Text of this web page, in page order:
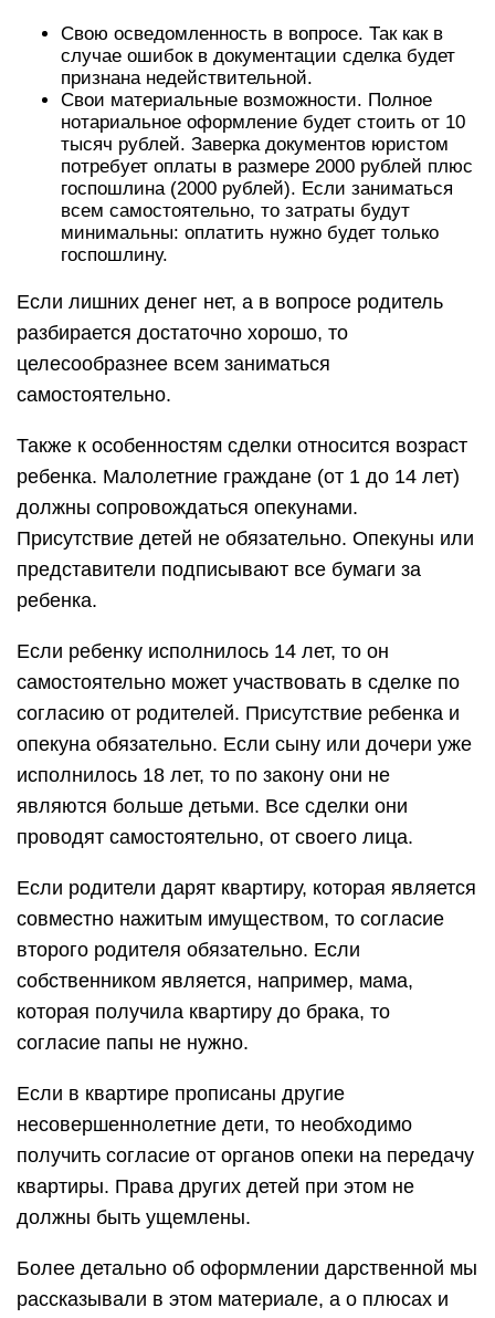
Свою осведомленность в вопросе. Так как в
случае ошибок в документации сделка будет
признана недействительной.
Свои материальные возможности. Полное
нотариальное оформление будет стоить от 10
тысяч рублей. Заверка документов юристом
потребует оплаты в размере 2000 рублей плюс
госпошлина (2000 рублей). Если заниматься
всем самостоятельно, то затраты будут
минимальны: оплатить нужно будет только
госпошлину.
Если лишних денег нет, а в вопросе родитель
разбирается достаточно хорошо, то
целесообразнее всем заниматься
самостоятельно.
Также к особенностям сделки относится возраст
ребенка. Малолетние граждане (от 1 до 14 лет)
должны сопровождаться опекунами.
Присутствие детей не обязательно. Опекуны или
представители подписывают все бумаги за
ребенка.
Если ребенку исполнилось 14 лет, то он
самостоятельно может участвовать в сделке по
согласию от родителей. Присутствие ребенка и
опекуна обязательно. Если сыну или дочери уже
исполнилось 18 лет, то по закону они не
являются больше детьми. Все сделки они
проводят самостоятельно, от своего лица.
Если родители дарят квартиру, которая является
совместно нажитым имуществом, то согласие
второго родителя обязательно. Если
собственником является, например, мама,
которая получила квартиру до брака, то
согласие папы не нужно.
Если в квартире прописаны другие
несовершеннолетние дети, то необходимо
получить согласие от органов опеки на передачу
квартиры. Права других детей при этом не
должны быть ущемлены.
Более детально об оформлении дарственной мы
рассказывали в этом материале, а о плюсах и